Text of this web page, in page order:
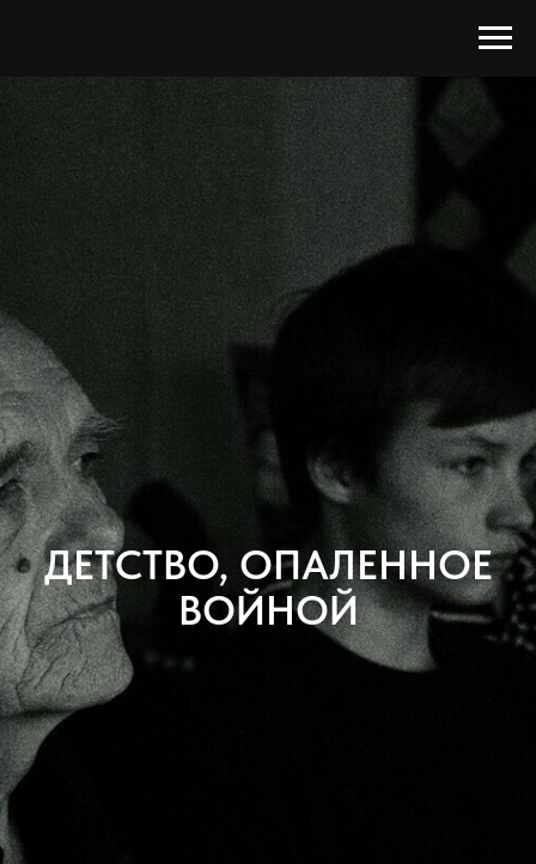
ДЕТСТВО, ОПАЛЕННОЕ
ВОЙНОЙ